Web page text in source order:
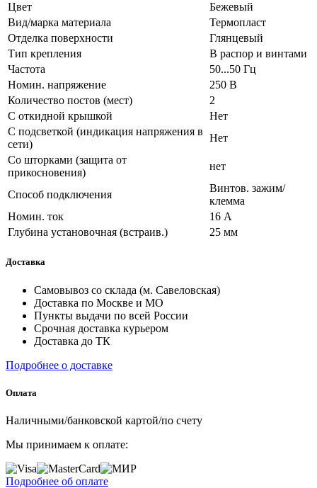
Цвет
Бежевый
Вид/марка материала
Термопласт
Отделка поверхности
Глянцевый
Тип крепления
В распор и винтами
Частота
50...50 Гц
Номин. напряжение
250 В
Количество постов (мест)
2
С откидной крышкой
Нет
С подсветкой (индикация напряжения в
сети)
Нет
Со шторками (защита от
прикосновения)
нет
Способ подключения
Винтов. зажим/
клемма
Номин. ток
16 А
Глубина установочная (встраив.)
25 мм
Доставка
Самовывоз со склада (м. Савеловская)
Доставка по Москве и МО
Пункты выдачи по всей России
Срочная доставка курьером
Доставка до ТК
Подробнее о доставке
Оплата
Наличными/банковской картой/по счету
Мы принимаем к оплате:
Подробнее об оплате